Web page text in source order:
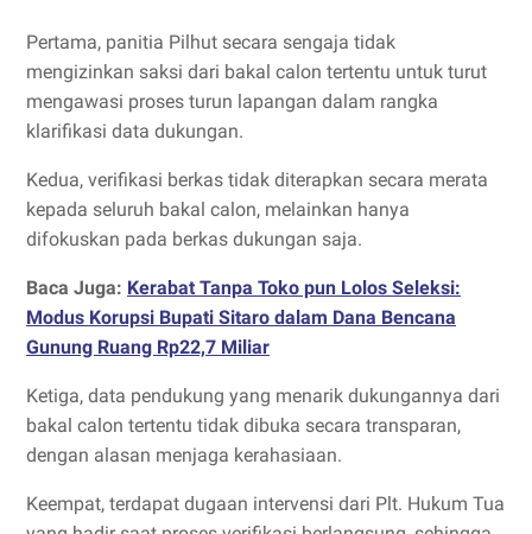
Pertama, panitia Pilhut secara sengaja tidak
mengizinkan saksi dari bakal calon tertentu untuk turut
mengawasi proses turun lapangan dalam rangka
klarifikasi data dukungan.
Kedua, verifikasi berkas tidak diterapkan secara merata
kepada seluruh bakal calon, melainkan hanya
difokuskan pada berkas dukungan saja.
Baca Juga: Kerabat Tanpa Toko pun Lolos Seleksi:
Modus Korupsi Bupati Sitaro dalam Dana Bencana
Gunung Ruang Rp22,7 Miliar
Ketiga, data pendukung yang menarik dukungannya dari
bakal calon tertentu tidak dibuka secara transparan,
dengan alasan menjaga kerahasiaan.
Keempat, terdapat dugaan intervensi dari Plt. Hukum Tua